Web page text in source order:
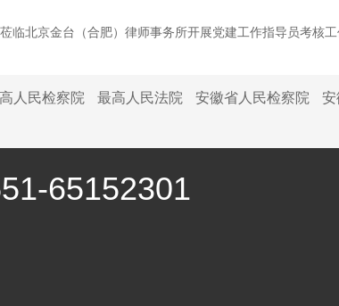
临北京金台（合肥）律师事务所开展党建工作指导员考核
人民检察院 最高人民法院 安徽省人民检察院 安
65152301